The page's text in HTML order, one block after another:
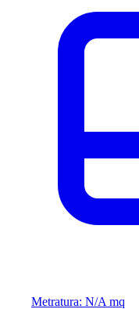
Metratura: N/A mq